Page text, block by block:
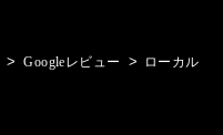
> Googleレビュー >
ローカル